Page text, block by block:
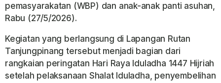
pemasyarakatan (WBP) dan anak-anak panti asuhan,
Rabu (27/5/2026).
Kegiatan yang berlangsung di Lapangan Rutan
Tanjungpinang tersebut menjadi bagian dari
rangkaian peringatan Hari Raya Iduladha 1447 Hijriah
setelah pelaksanaan Shalat Iduladha, penyembelihan